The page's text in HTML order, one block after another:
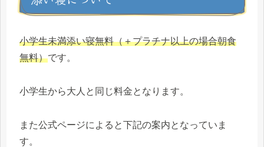
小学生未満添い寝無料（＋プラチナ以上の場合朝食
無料）です。
小学生から大人と同じ料金となります。
また公式ページによると下記の案内となっていま
す。